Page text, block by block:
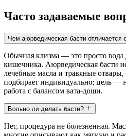
Часто задаваемые
Чем аюрведическая басти отличается
Обычная клизма — это просто вода
кишечника. Аюрведическая басти
лечебные масла и травяные отвары,
подбирает индивидуально; цель —
работа с балансом вата-доши.
Больно ли делать басти?
Нет, процедура не болезненная.